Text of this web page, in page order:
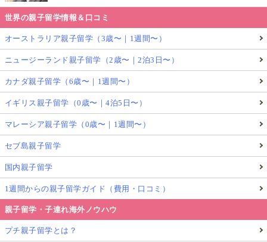
世界の親子留学情報＆口コミ
オーストラリア親子留学（3歳〜｜1週間〜）
ニュージーランド親子留学（2歳〜｜2泊3日〜）
カナダ親子留学（6歳〜｜1週間〜）
イギリス親子留学（0歳〜｜4泊5日〜）
マレーシア親子留学（0歳〜｜1週間〜）
セブ島親子留学
国内親子留学
1週間からの親子留学ガイド（費用・口コミ）
親子留学・子連れ海外ノウハウ
プチ親子留学とは？